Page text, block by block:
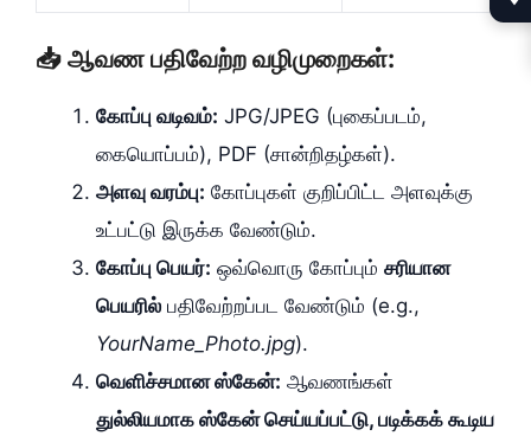
📥 ஆவண பதிவேற்ற வழிமுறைகள்:
கோப்பு வடிவம்: JPG/JPEG (புகைப்படம்,
கையொப்பம்), PDF (சான்றிதழ்கள்).
அளவு வரம்பு: கோப்புகள் குறிப்பிட்ட அளவுக்கு
உட்பட்டு இருக்க வேண்டும்.
கோப்பு பெயர்: ஒவ்வொரு கோப்பும் சரியான
பெயரில் பதிவேற்றப்பட வேண்டும் (e.g.,
YourName_Photo.jpg).
வெளிச்சமான ஸ்கேன்: ஆவணங்கள்
துல்லியமாக ஸ்கேன் செய்யப்பட்டு, படிக்கக் கூடிய